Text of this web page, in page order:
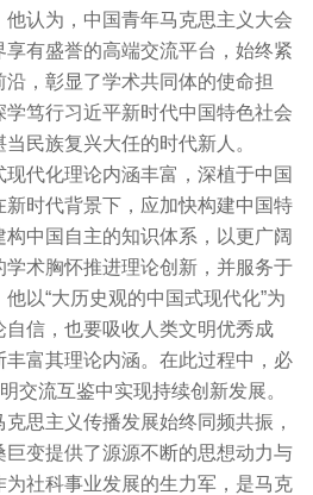
认为，中国青年马克思主义大会
有盛誉的高端交流平台，始终紧
，彰显了学术共同体的使命担
笃行习近平新时代中国特色社会
民族复兴大任的时代新人。
现代化理论内涵丰富，深植于中国
时代背景下，应加快构建中国特
中国自主的知识体系，以更广阔
术胸怀推进理论创新，并服务于
以“大历史观的中国式现代化”为
信，也要吸收人类文明优秀成
富其理论内涵。在此过程中，必
交流互鉴中实现持续创新发展。
克思主义传播发展始终同频共振，
变提供了源源不断的思想动力与
社科事业发展的生力军，是马克